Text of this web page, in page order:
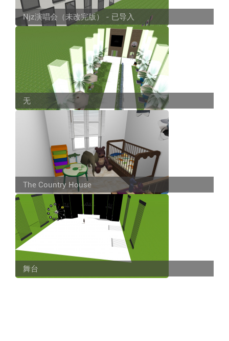
Njz演唱会（未改完版） - 已导入
无
The Country House
舞台